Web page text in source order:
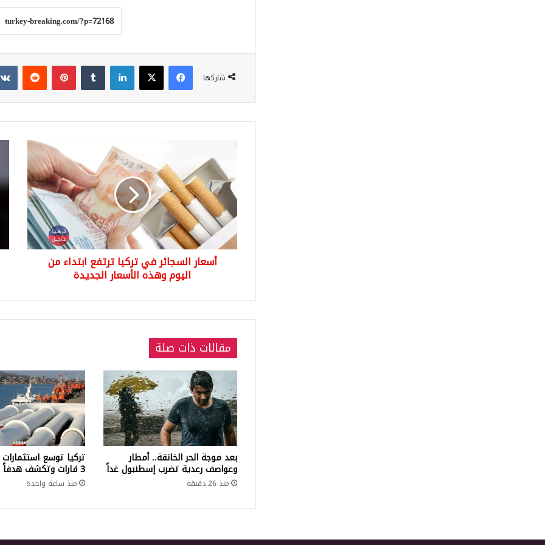
شاركها
فيسبوك‫X لينكدإن بينتيريست
السجائر
في
تركيا
ترتفع
ابتداء
من
اليوم
وهذه
الأسعارأسعار السجائر في تركيا ترتفع ابتداء من
اليوم وهذه الأسعار الجديدة
مقالات ذات صلة
بعد موجة الحر الخانقة.. أمطار
وعواصف رعدية تضرب إسطنبول غداً
منذ 26 دقيقة
تركيا توسع
3 قارات وتكشف هدفاً كبيراً
منذ ساعة واحدة